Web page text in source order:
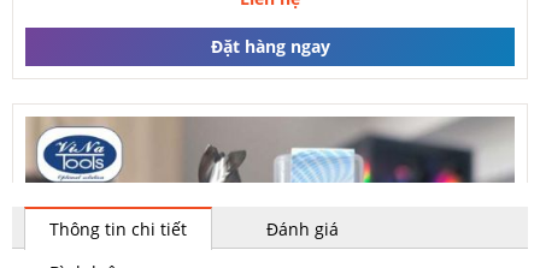
Đặt hàng ngay
Thông tin chi tiết
Đánh giá